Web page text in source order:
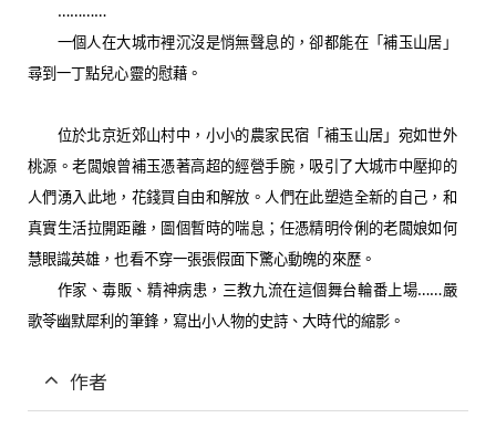
…………
一個人在大城市裡沉沒是悄無聲息的，卻都能在「補玉山居」
尋到一丁點兒心靈的慰藉。
位於北京近郊山村中，小小的農家民宿「補玉山居」宛如世外
桃源。老闆娘曾補玉憑著高超的經營手腕，吸引了大城市中壓抑的
人們湧入此地，花錢買自由和解放。人們在此塑造全新的自己，和
真實生活拉開距離，圖個暫時的喘息；任憑精明伶俐的老闆娘如何
慧眼識英雄，也看不穿一張張假面下驚心動魄的來歷。
作家、毒販、精神病患，三教九流在這個舞台輪番上場……嚴
歌苓幽默犀利的筆鋒，寫出小人物的史詩、大時代的縮影。
作者